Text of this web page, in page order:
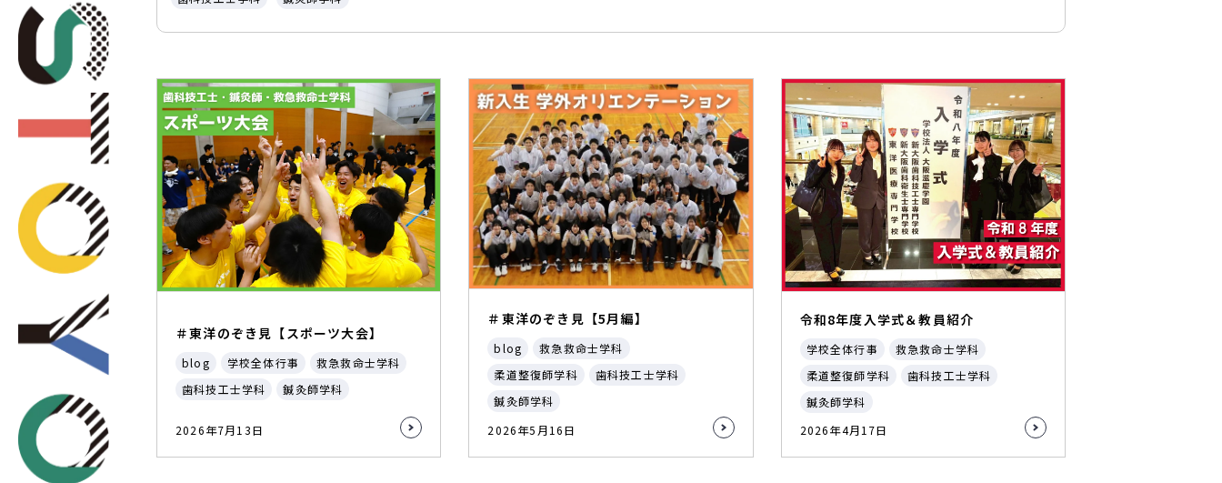
＃東洋のぞき見【スポーツ大会】
blog 学校全体行事
救急救命士学科
歯科技工士学科
鍼灸師学科
2026年7月13日
＃東洋のぞき見【5月編】
blog
救急救命士学科
柔道整復師学科
歯科技工士学科
鍼灸師学科
2026年5月16日
令和8年度入学式＆教員紹介
学校全体行事
救急救命士学科
柔道整復師学科
歯科技工士学科
鍼灸師学科
2026年4月17日